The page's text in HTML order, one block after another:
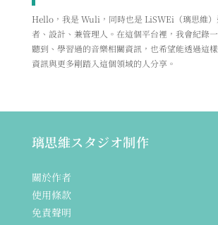
Hello，我是 Wuli，同時也是 LiSWEi（璃思維
者、設計、兼管理人。在這個平台裡，我會紀錄
聽到、學習過的音樂相關資訊，也希望能透過這
資訊與更多剛踏入這個領域的人分享。
璃思維スタジオ制作
關於作者
使用條款
免責聲明